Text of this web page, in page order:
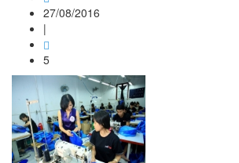
27/08/2016
|
5